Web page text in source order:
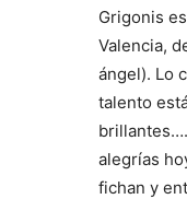
Grigonis
Valencia,
ángel). Lo
talento
alegrías
fichan y